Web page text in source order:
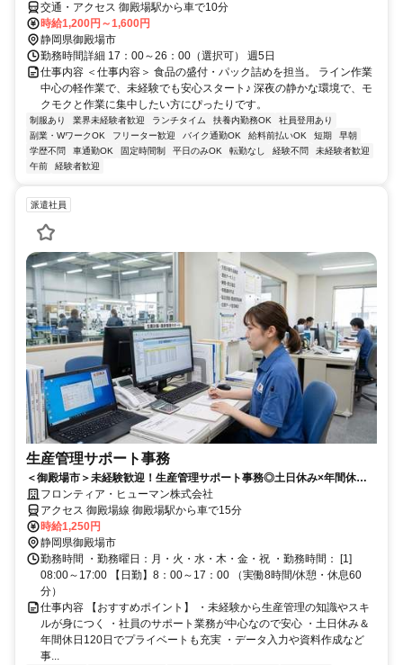
交通・アクセス 御殿場駅から車で10分
時給1,200円～1,600円
静岡県御殿場市
勤務時間詳細 17：00～26：00（選択可） 週5日
仕事内容 ＜仕事内容＞ 食品の盛付・パック詰めを担当。 ライン作業
中心の軽作業で、未経験でも安心スタート♪ 深夜の静かな環境で、モ
クモクと作業に集中したい方にぴったりです。
制服あり 業界未経験者歓迎 ランチタイム 扶養内勤務OK
社員登用あり
副業・WワークOK
フリーター歓迎 バイク通勤OK 給料前払いOK 短期
早朝
学歴不問
車通勤OK 固定時間制 平日のみOK 転勤なし 経験不問
未経験者歓迎
午前
経験者歓迎
派遣社員
生産管理サポート事務
＜御殿場市＞未経験歓迎！生産管理サポート事務◎土日休み×年間休日
120日フロンティア・ヒューマン株式会社
アクセス 御殿場線 御殿場駅から車で15分
時給1,250円
静岡県御殿場市
勤務時間 ・勤務曜日：月・火・水・木・金・祝 ・勤務時間： [1]
08:00～17:00 【日勤】8：00～17：00 （実働8時間/休憩・休息60
分）
仕事内容 【おすすめポイント】 ・未経験から生産管理の知識やスキ
ルが身につく ・社員のサポート業務が中心なので安心 ・土日休み＆
年間休日120日でプライベートも充実 ・データ入力や資料作成など
事...